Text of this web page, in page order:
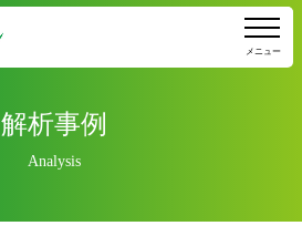
メニュー
解析事例
Analysis